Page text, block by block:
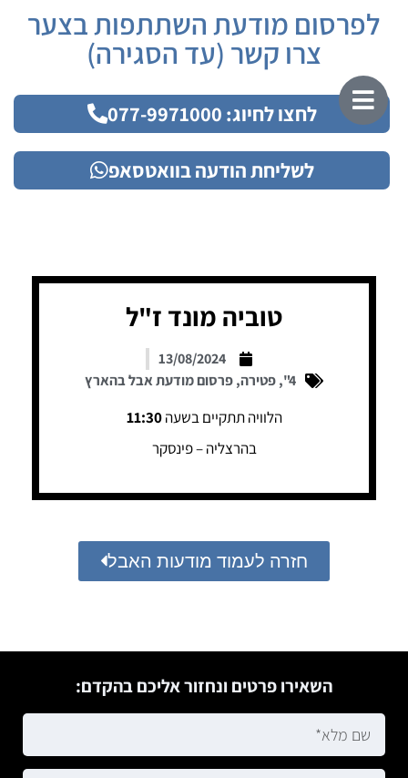
לפרסום מודעת השתתפות בצער
צרו קשר (עד הסגירה)
לחצו לחיוג: 077-9971000
לשליחת הודעה בוואטסאפ
טוביה מונד ז"ל
13/08/2024
4"
,פטירה,פרסום מודעת אבל בהארץ
הלוויה תתקיים בשעה11:30
בהרצליה – פינסקר
חזרה לעמוד מודעות האבל
השאירו פרטים ונחזור אליכם בהקדם: